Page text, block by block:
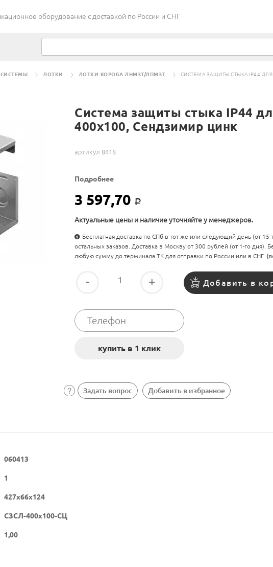
оборудование c доставкой по России и СНГ
ЛОТКИ ЛОТКИ-КОРОБА ЛНМЗТ/ЛПМЗТ СИСТЕМА ЗАЩИТЫ СТЫКА IP44
Система защиты стыка IP44
400х100, Сендзимир цинк
артикул 8418
Подробнее
3 597,70 Р
Актуальные цены и наличие уточняйте у менеджеров.
Бесплатная доставка по СПб в тот же или следующий день (от 15
остальных заказов. Доставка в Москву от 300 рублей (от 1-го дня).
любую сумму до терминала ТК для отправки по России или в СНГ.
- + Добавить в
Задать вопрос Добавить в избранное
060413
1
427х66х124
СЗСЛ-400х100-СЦ
1,00